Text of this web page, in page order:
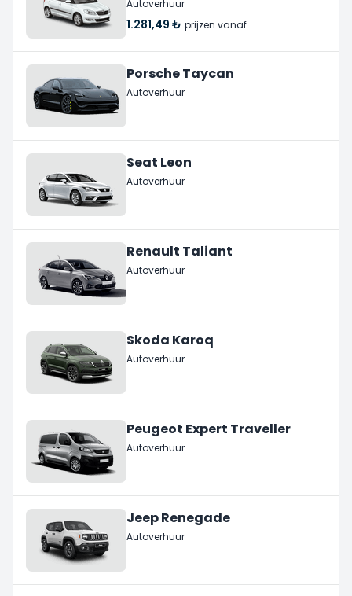
Autoverhuur
1.281,49 ₺ prijzen vanaf
Porsche Taycan
Autoverhuur
Seat Leon
Autoverhuur
Renault Taliant
Autoverhuur
Skoda Karoq
Autoverhuur
Peugeot Expert Traveller
Autoverhuur
Jeep Renegade
Autoverhuur